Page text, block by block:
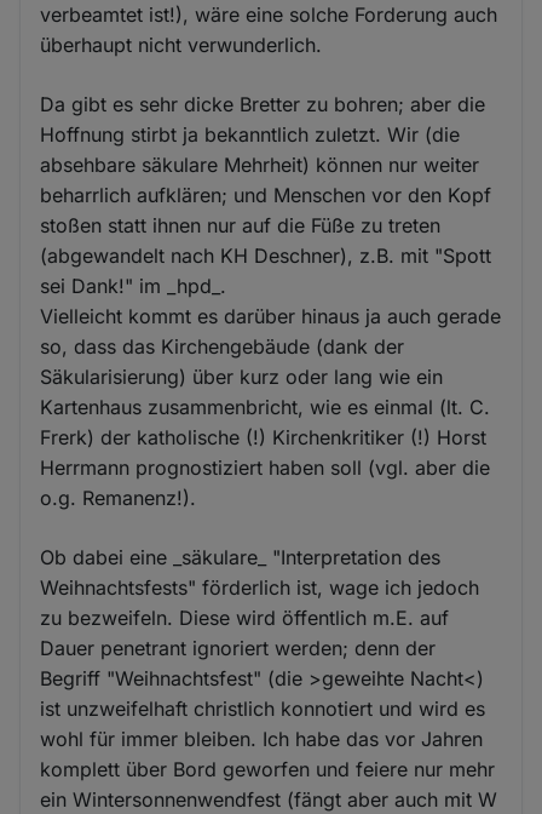
verbeamtet ist!), wäre eine solche Forderung auch
überhaupt nicht verwunderlich.
Da gibt es sehr dicke Bretter zu bohren; aber die
Hoffnung stirbt ja bekanntlich zuletzt. Wir (die
absehbare säkulare Mehrheit) können nur weiter
beharrlich aufklären; und Menschen vor den Kopf
stoßen statt ihnen nur auf die Füße zu treten
(abgewandelt nach KH Deschner), z.B. mit "Spott
sei Dank!" im _hpd_.
Vielleicht kommt es darüber hinaus ja auch gerade
so, dass das Kirchengebäude (dank der
Säkularisierung) über kurz oder lang wie ein
Kartenhaus zusammenbricht, wie es einmal (lt. C.
Frerk) der katholische (!) Kirchenkritiker (!) Horst
Herrmann prognostiziert haben soll (vgl. aber die
o.g. Remanenz!).
Ob dabei eine _säkulare_ "Interpretation des
Weihnachtsfests" förderlich ist, wage ich jedoch
zu bezweifeln. Diese wird öffentlich m.E. auf
Dauer penetrant ignoriert werden; denn der
Begriff "Weihnachtsfest" (die >geweihte Nacht<)
ist unzweifelhaft christlich konnotiert und wird es
wohl für immer bleiben. Ich habe das vor Jahren
komplett über Bord geworfen und feiere nur mehr
ein Wintersonnenwendfest (fängt aber auch mit W